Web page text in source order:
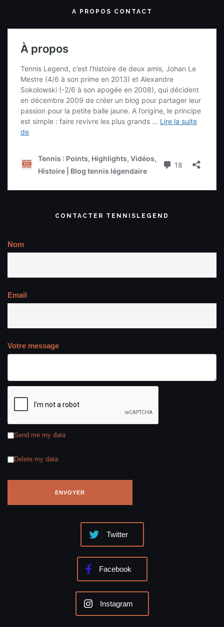
A PROPOS CONTACT
CONTACTER TENNISLEGEND
Nom
Email
Votre message
Send me my data
Delete my data
Twitter
Facebook
Instagram